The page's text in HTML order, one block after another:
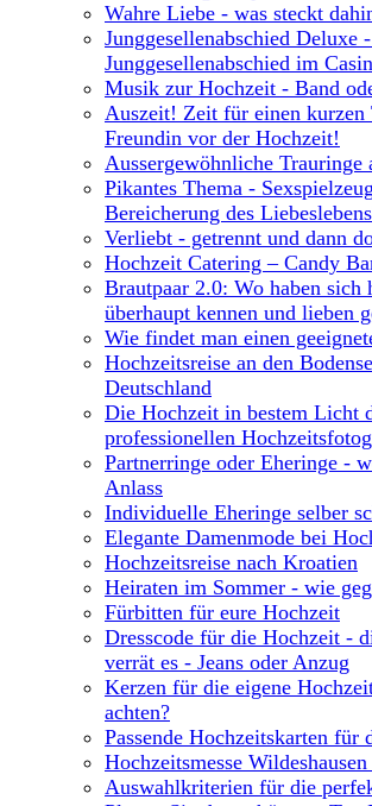
Wahre Liebe - was steckt
Junggesellenabschied Deluxe
Junggesellenabschied im
Musik zur Hochzeit - Band
Auszeit! Zeit für einen
Freundin vor der Hochzeit!
Aussergewöhnliche Trauringe
Pikantes Thema -
Bereicherung des
Verliebt - getrennt und dann
Hochzeit Catering – Candy
Brautpaar 2.0: Wo haben sich
überhaupt kennen und lieben
Wie findet man einen
Hochzeitsreise an den
Deutschland
Die Hochzeit in bestem Licht
professionellen
Partnerringe oder Eheringe -
Anlass
Individuelle Eheringe selber
Elegante Damenmode bei
Hochzeitsreise nach Kroatien
Heiraten im Sommer - wie
Fürbitten für eure Hochzeit
Dresscode für die Hochzeit -
verrät es - Jeans oder Anzug
Kerzen für die eigene
achten?
Passende Hochzeitskarten für
Hochzeitsmesse
Auswahlkriterien für die